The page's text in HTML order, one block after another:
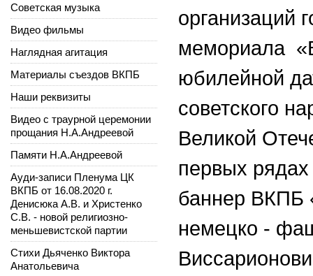
организаций
мемориала
юбилейной
советского
Великой
первых
баннер ВКПБ
немецко -
Советская музыка
Видео фильмы
Наглядная агитация
Материалы съездов ВКПБ
Наши реквизиты
Видео с траурной церемонии
прощания Н.А.Андреевой
Памяти Н.А.Андреевой
Ауди-записи Пленума ЦК
ВКПБ от 16.08.2020 г.
Денисюка А.В. и Христенко
С.В. - новой религиозно-
меньшевистской партии
Стихи Дьяченко Виктора
Анатольевича